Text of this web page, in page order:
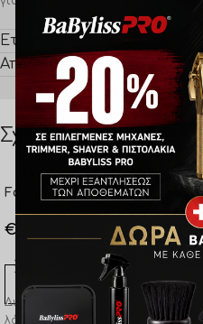
Εταιρία
Αποστολή & Πληρωμή
Σχετικά προϊόντα
Farcom Seri Gloss Wax 100ml
€
ΠΡΟΣΘΉΚΗ ΣΤΟ ΚΑΛΆΘΙ
Διαμόρφωση και ενισχυμένη
λάμψη.